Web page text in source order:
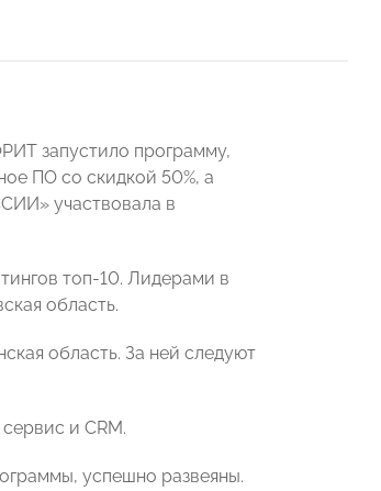
запустило программу,
ПО со скидкой 50%, а
участвовала в
топ-10. Лидерами в
область.
область. За ней следуют
и CRM.
успешно развеяны.